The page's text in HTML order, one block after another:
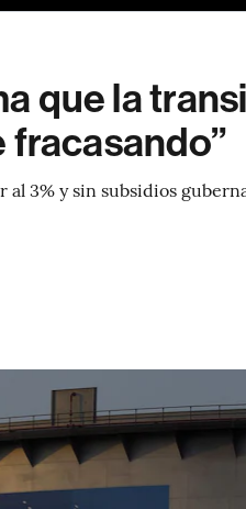
que la
3% y sin subsidios